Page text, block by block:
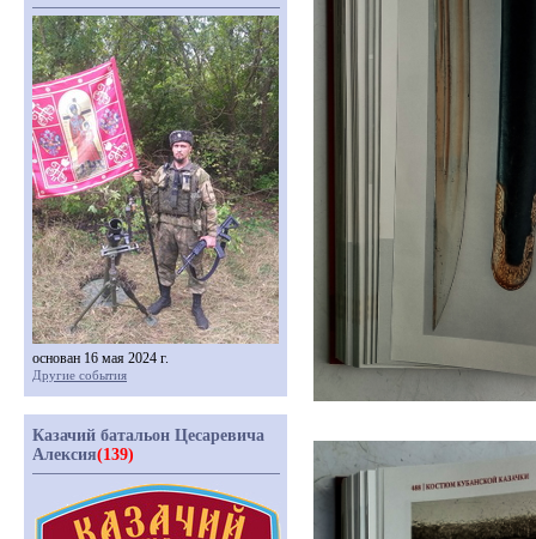
основан 16 мая 2024 г.
Другие события
Казачий батальон Цесаревича
Алексия(139)